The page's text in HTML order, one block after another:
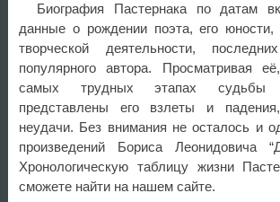
Биография Пастернака по датам
данные о рождении поэта, его
творческой деятельности,
популярного автора. Просматривая
самых трудных этапах судьбы
представлены его взлеты и
неудачи. Без внимания не осталось и
произведений Бориса Леонидовича
Хронологическую таблицу жизни
сможете найти на нашем сайте.